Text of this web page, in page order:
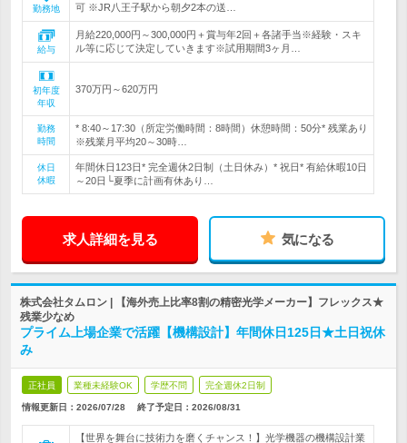
勤務地 可 ※JR八王子駅から朝夕2本の送…
給与
月給220,000円～300,000円＋賞与年2回＋各諸手当※経験・スキ
ル等に応じて決定していきます※試用期間3ヶ月…
初年度
年収
370万円～620万円
勤務
時間
* 8:40～17:30（所定労働時間：8時間）休憩時間：50分* 残業あり
※残業月平均20～30時…
休日
休暇
年間休日123日* 完全週休2日制（土日休み）* 祝日* 有給休暇10日
～20日└夏季に計画有休あり…
求人詳細を見る 気になる
株式会社タムロン | 【海外売上比率8割の精密光学メーカー】フレックス★
残業少なめ
プライム上場企業で活躍【機構設計】年間休日125日★土日祝休
み
正社員 業種未経験OK 学歴不問 完全週休2日制
情報更新日：2026/07/28 終了予定日： 2026/08/31
【世界を舞台に技術力を磨くチャンス！】光学機器の機構設計業